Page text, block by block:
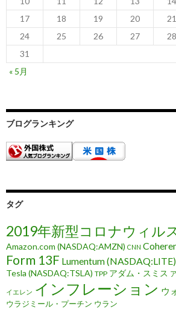
17
18 19 20 21
24
25 26 27 28
31
« 5月
ブログランキング
タグ
2019年新型コロナウィル
Amazon.com (NASDAQ:AMZN) CNN
Form 13F Lumentum (NASDAQ:LITE)
Tesla (NASDAQ:TSLA) TPP アダム・スミス
イエレン インフレーション ウ
ウラジミール・プーチン ウラン